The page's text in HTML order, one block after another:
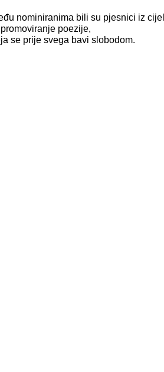
nominiranima bili su pjesnici iz
poezije,
se prije svega bavi slobodom.